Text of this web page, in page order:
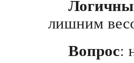
лишним
Вопрос: